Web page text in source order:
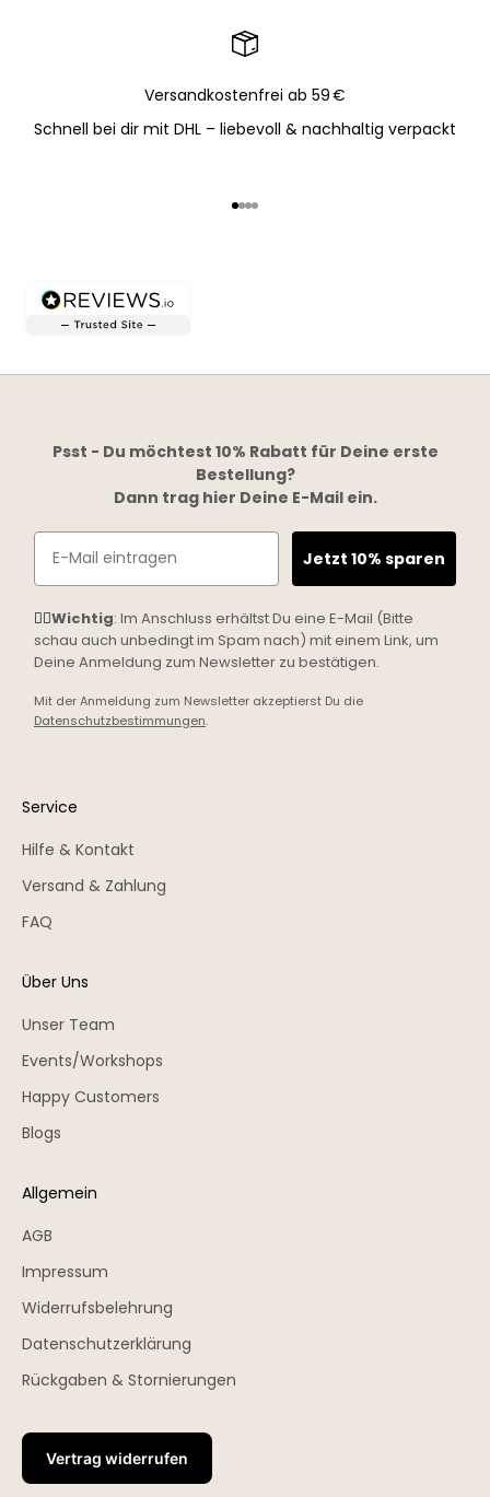
Versandkostenfrei ab 59 €
Schnell bei dir mit DHL – liebevoll & nachhaltig verpackt
Gehe zu Element 1
Gehe zu Element 2
Gehe zu Element 3
Gehe zu Element 4
Psst - Du möchtest 10% Rabatt für Deine erste
Bestellung?
Dann trag hier Deine E-Mail ein.
Email
Jetzt 10% sparen
☝🏼Wichtig: Im Anschluss erhältst Du eine E-Mail (Bitte
schau auch unbedingt im Spam nach) mit einem Link, um
Deine Anmeldung zum Newsletter zu bestätigen.
Mit der Anmeldung zum Newsletter akzeptierst Du die
Datenschutzbestimmungen.
Service
Hilfe & Kontakt
Versand & Zahlung
FAQ
Über Uns
Unser Team
Events/Workshops
Happy Customers
Blogs
Allgemein
AGB
Impressum
Widerrufsbelehrung
Datenschutzerklärung
Rückgaben & Stornierungen
Vertrag widerrufen